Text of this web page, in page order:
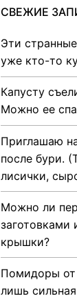
СВЕЖИЕ
Эти
уже кто-то
Капусту
Можно ее
Приглашаю
после бури.
лисички,
Можно ли
заготовками
крышки?
Помидоры от
лишь